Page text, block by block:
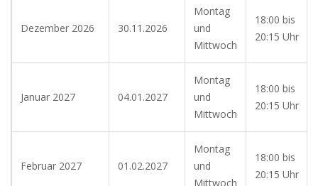
Dezember 2026 30.11.2026
Montag
und
Mittwoch
18:00 bis
20:15 Uhr
Januar 2027 04.01.2027
Montag
und
Mittwoch
18:00 bis
20:15 Uhr
Februar 2027 01.02.2027
Montag
und
Mittwoch
18:00 bis
20:15 Uhr